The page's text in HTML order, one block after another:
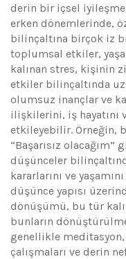
derin bir içsel iyileşme
erken dönemlerinde,
bilinçaltına birçok iz
toplumsal etkiler,
kalınan stres, kişinin
etkiler bilinçaltında
olumsuz inançlar ve
ilişkilerini, iş hayatını
etkileyebilir. Örneğin,
“Başarısız
düşünceler
kararlarını ve
düşünce yapısı
dönüşümü, bu tür
bunların
genellikle
çalışmaları ve derin